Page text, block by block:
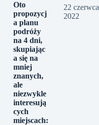
Oto
propozycj
a planu
podróży
na 4 dni,
skupiając
a się na
mniej
znanych,
ale
niezwykle
interesują
cych
miejscach:
22 czerwca
2022